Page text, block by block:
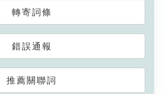
轉寄詞條
錯誤通報
推薦關聯詞